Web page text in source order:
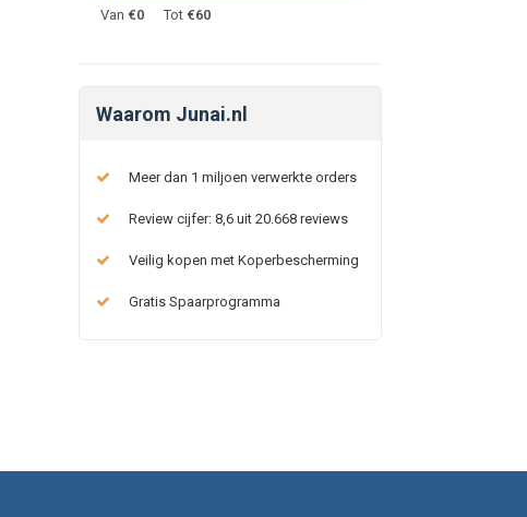
Van €0 Tot €60
Waarom Junai.nl
Meer dan 1 miljoen verwerkte orders
Review cijfer: 8,6 uit 20.668 reviews
Veilig kopen met Koperbescherming
Gratis Spaarprogramma